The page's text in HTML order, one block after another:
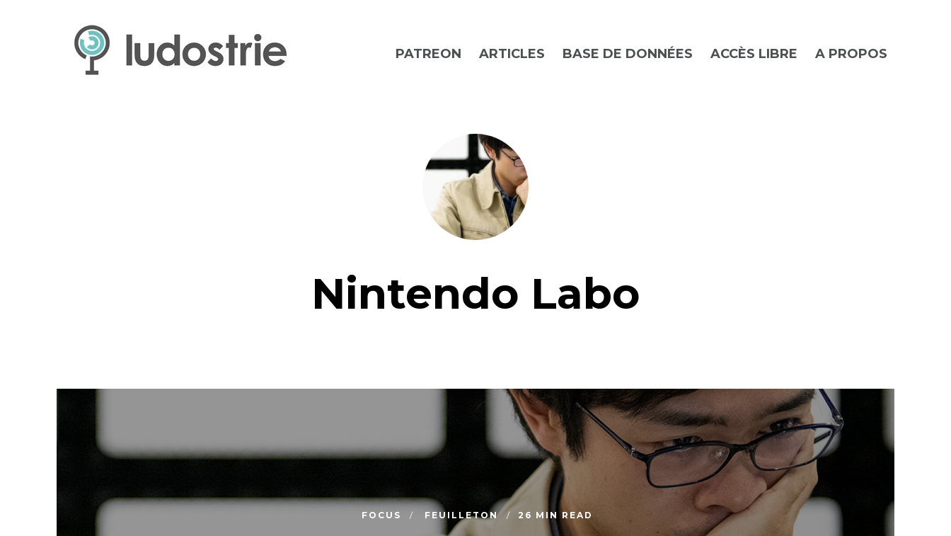
PATREON ARTICLES BASE DE DONNÉES ACCÈS LIBRE A PROPOS
Nintendo Labo
FOCUS FEUILLETON 26 MIN READ